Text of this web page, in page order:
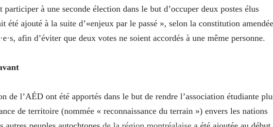
à une seconde élection dans le but d’occuper deux postes élus
été ajouté à la suite d’«enjeux par le passé », selon la constitution amendée
afin d’éviter que deux votes ne soient accordés à une même personne.
de l’AÉD ont été apportés dans le but de rendre l’association étudiante
de territoire (nommée « reconnaissance du terrain ») envers les nations